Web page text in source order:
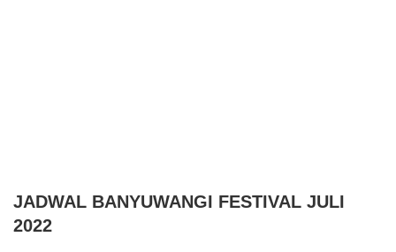
JADWAL BANYUWANGI FESTIVAL JULI
2022